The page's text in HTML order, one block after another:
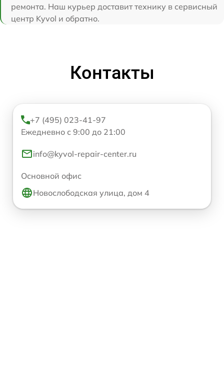
ремонта. Наш курьер доставит технику в сервисный
центр Kyvol и обратно.
Контакты
+7 (495) 023-41-97
Ежедневно с 9:00 до 21:00
info@kyvol-repair-center.ru
Основной офис
Новослободская улица, дом 4